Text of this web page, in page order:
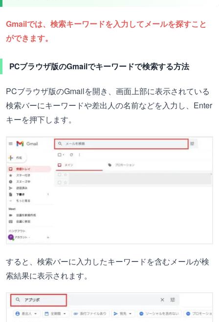
Gmailでは、検索キーワードを入力してメールを探すこと
ができます。
PCブラウザ版のGmailでキーワードで検索する方法
PCブラウザ版のGmailを開き、画面上部に表示されている
検索バーにキーワードや差出人の名前などを入力し、Enter
キーを押下します。
すると、検索バーに入力したキーワードを含むメールが検
索結果に表示されます。